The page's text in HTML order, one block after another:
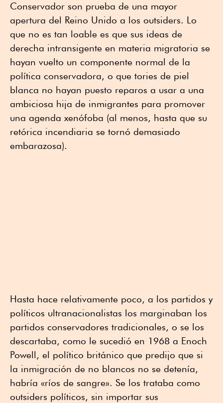
Conservador son prueba de una mayor
apertura del Reino Unido a los outsiders. Lo
que no es tan loable es que sus ideas de
derecha intransigente en materia migratoria se
hayan vuelto un componente normal de la
política conservadora, o que tories de piel
blanca no hayan puesto reparos a usar a una
ambiciosa hija de inmigrantes para promover
una agenda xenófoba (al menos, hasta que su
retórica incendiaria se tornó demasiado
embarazosa).
Hasta hace relativamente poco, a los partidos y
políticos ultranacionalistas los marginaban los
partidos conservadores tradicionales, o se los
descartaba, como le sucedió en 1968 a Enoch
Powell, el político británico que predijo que si
la inmigración de no blancos no se detenía,
habría «ríos de sangre». Se los trataba como
outsiders políticos, sin importar sus